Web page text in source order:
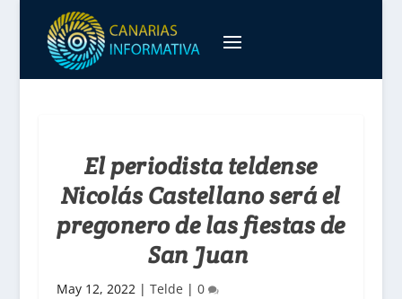
El periodista teldense
Nicolás Castellano será el
pregonero de las fiestas de
San Juan
May 12, 2022| Telde | 0